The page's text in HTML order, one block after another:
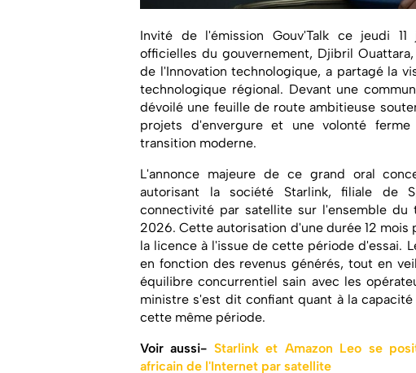
Invité de l'émission Gouv'Talk ce jeudi
officielles du gouvernement, Djibril
de l'Innovation technologique, a partagé la
technologique régional. Devant une
dévoilé une feuille de route ambitieuse
projets d'envergure et une volonté
transition moderne.
L'annonce majeure de ce grand oral
autorisant la société Starlink, filiale de
connectivité par satellite sur l'ensemble
2026. Cette autorisation d'une durée 12
la licence à l'issue de cette période d'essai.
en fonction des revenus générés, tout en
équilibre concurrentiel sain avec les
ministre s'est dit confiant quant à la
cette même période.
Voir aussi- Starlink et Amazon Leo se
africain de l'Internet par satellite